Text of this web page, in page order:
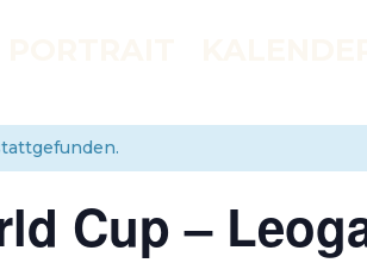
Cup –